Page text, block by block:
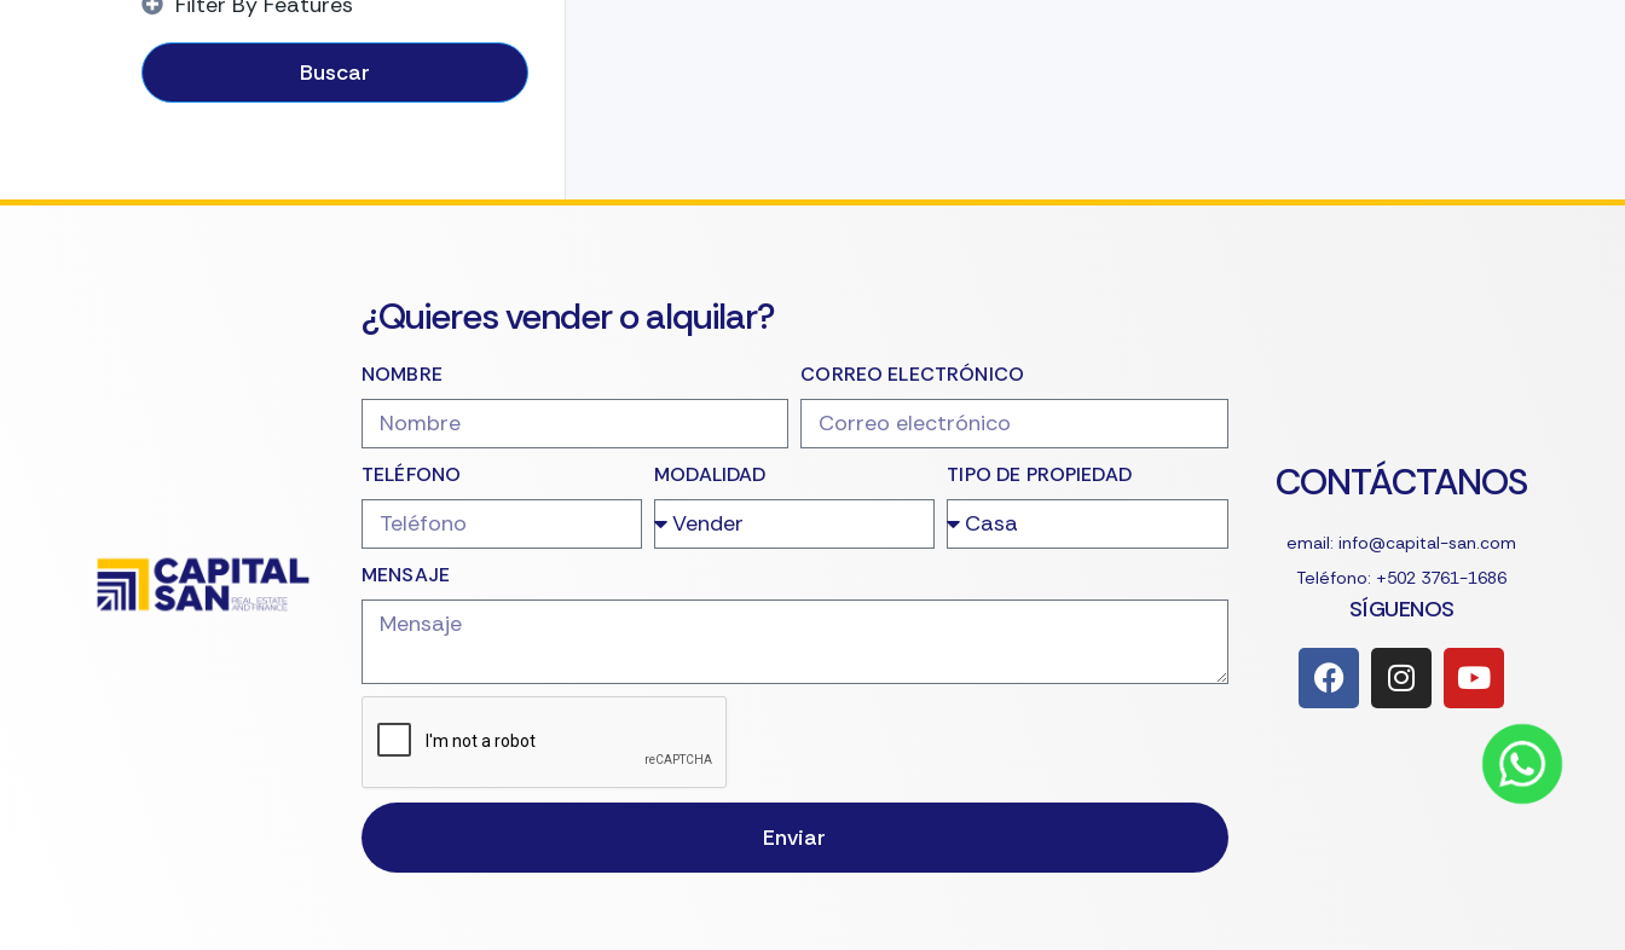
Buscar
¿Quieres vender o alquilar?
NOMBRE CORREO ELECTRÓNICO
TELÉFONO MODALIDAD TIPO DE PROPIEDAD
MENSAJE
Enviar
CONTÁCTANOS
email: info@capital-san.com
Teléfono: +502 3761-1686
SÍGUENOS